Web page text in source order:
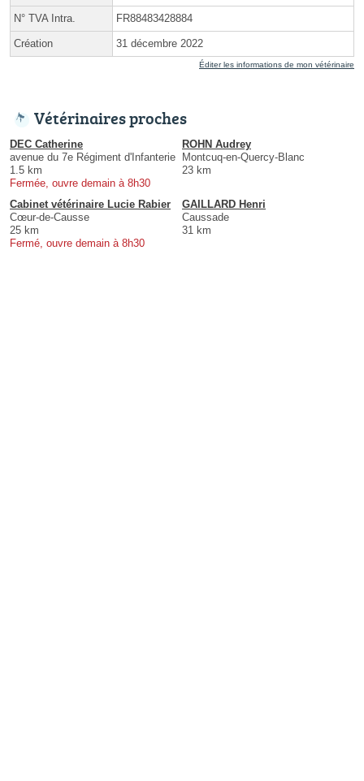
N° TVA Intra. FR88483428884
Création 31 décembre 2022
Éditer les informations de mon vétérinaire
Vétérinaires proches
DEC Catherine
avenue du 7e Régiment d'Infanterie
1.5 km
Fermée, ouvre demain à 8h30
ROHN Audrey
Montcuq-en-Quercy-Blanc
23 km
Cabinet vétérinaire Lucie Rabier
Cœur-de-Causse
25 km
Fermé, ouvre demain à 8h30
GAILLARD Henri
Caussade
31 km